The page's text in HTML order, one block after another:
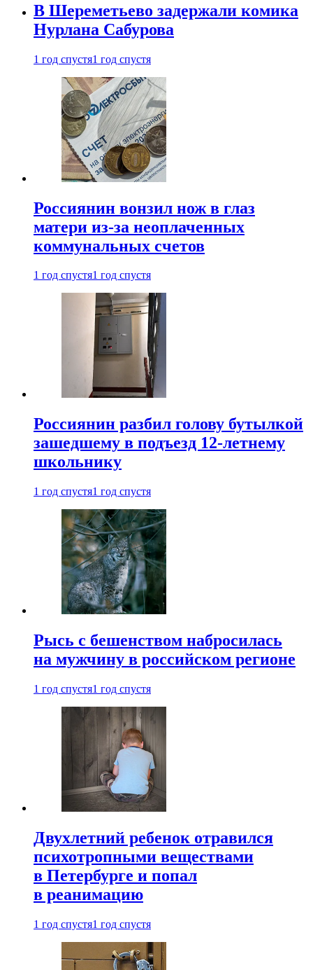
В Шереметьево задержали комика
Нурлана Сабурова
1 год спустя1 год спустя
Россиянин вонзил нож в глаз
матери из-за неоплаченных
коммунальных счетов
1 год спустя1 год спустя
Россиянин разбил голову бутылкой
зашедшему в подъезд 12-летнему
школьнику
1 год спустя1 год спустя
Рысь с бешенством набросилась
на мужчину в российском регионе
1 год спустя1 год спустя
Двухлетний ребенок отравился
психотропными веществами
в Петербурге и попал
в реанимацию
1 год спустя1 год спустя